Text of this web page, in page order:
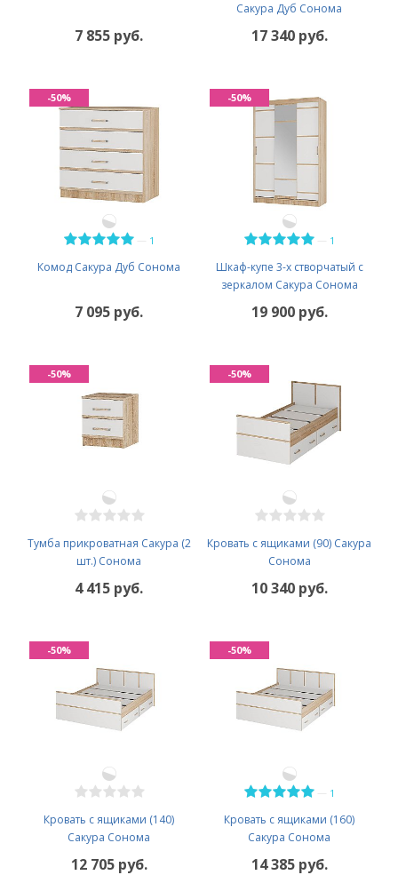
7 855 руб.
Сакура Дуб Сонома
17 340 руб.
1
Комод Сакура Дуб Сонома
7 095 руб.
-50%
1
Шкаф-купе 3-х створчатый с
зеркалом Сакура Сонома
19 900 руб.
-50%
Тумба прикроватная Сакура (2
шт.) Сонома
4 415 руб.
-50%
Кровать с ящиками (90) Сакура
Сонома
10 340 руб.
-50%
Кровать с ящиками (140)
Сакура Сонома
12 705 руб.
-50%
1
Кровать с ящиками (160)
Сакура Сонома
14 385 руб.
-50%